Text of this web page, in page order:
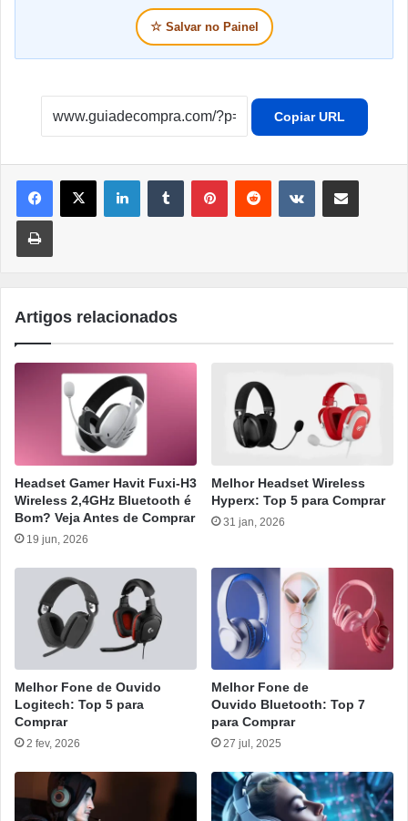
☆ Salvar no Painel
Copiar URL
LinkedinTumblr PinterestReddit VK Compartilhar por e-mail
Imprimir
Artigos relacionados
Headset Gamer Havit Fuxi-H3
Wireless 2,4GHz Bluetooth é
Bom? Veja Antes de Comprar
19 jun, 2026
Melhor Headset Wireless
Hyperx: Top 5 para Comprar
31 jan, 2026
Melhor Fone de Ouvido
Logitech: Top 5 para
Comprar
2 fev, 2026
Melhor Fone de
Ouvido Bluetooth: Top 7
para Comprar
27 jul, 2025